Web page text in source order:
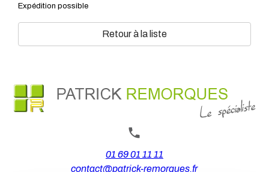
Expédition possible
Retour à la liste
01 69 01 11 11
contact@patrick-remorques.fr